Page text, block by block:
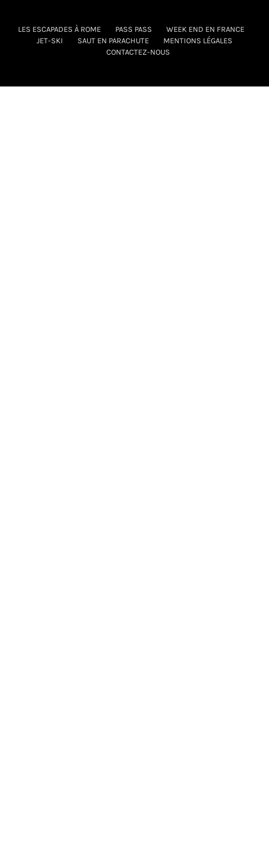
LES ESCAPADES À ROME PASS PASS
WEEK END EN FRANCE
JET-SKI
SAUT EN PARACHUTE
MENTIONS LÉGALES
CONTACTEZ-NOUS